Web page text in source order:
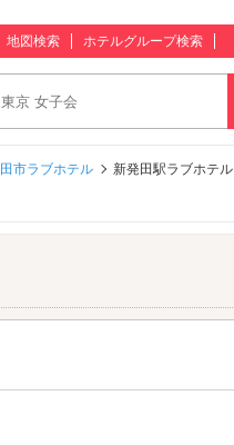
地図検索 ホテルグループ検索
市ラブホテル 新発田駅ラブホテル